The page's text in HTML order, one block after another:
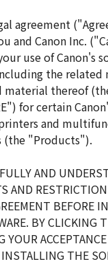
agreement
and Canon Inc.
use of Canon's
the related
material thereof
for certain
and
(the "Products").
AND
AND
BEFORE
BY CLICKING
YOUR
THE